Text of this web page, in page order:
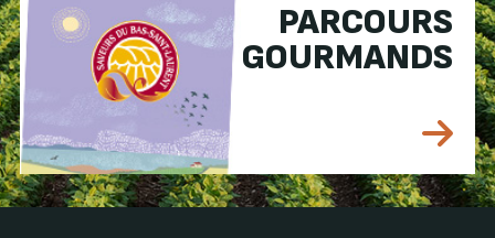
PARCOURS
GOURMANDS